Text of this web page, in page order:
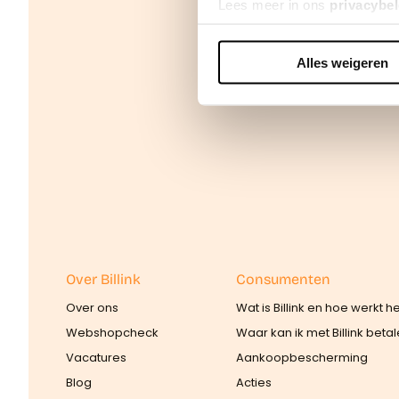
Lees meer in ons
We werken samen met42
Alles weigeren
Over Billink
Over ons
Webshopcheck
Vacatures
Blog
Consumenten
Wat is Billink en hoe werkt
Waar kan ik met Billink
Aankoopbescherming
Acties